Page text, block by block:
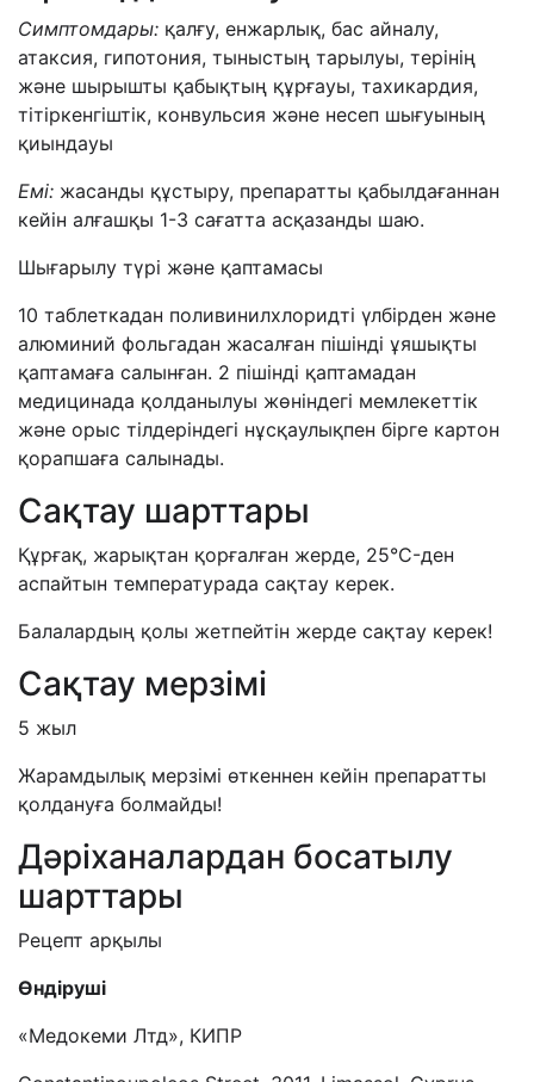
Симптомдары: қалғу, енжарлық, бас айналу,
атаксия, гипотония, тыныстың тарылуы, терінің
және шырышты қабықтың құрғауы, тахикардия,
тітіркенгіштік, конвульсия және несеп шығуының
қиындауы
Емі: жасанды құстыру, препаратты қабылдағаннан
кейін алғашқы 1-3 сағатта асқазанды шаю.
Шығарылу түрі және қаптамасы
10 таблеткадан поливинилхлоридті үлбірден және
алюминий фольгадан жасалған пішінді ұяшықты
қаптамаға салынған. 2 пішінді қаптамадан
медицинада қолданылуы жөніндегі мемлекеттік
және орыс тілдеріндегі нұсқаулықпен бірге картон
қорапшаға салынады.
Сақтау шарттары
Құрғақ, жарықтан қорғалған жерде, 25°C-ден
аспайтын температурада сақтау керек.
Балалардың қолы жетпейтін жерде сақтау керек!
Сақтау мерзімі
5 жыл
Жарамдылық мерзімі өткеннен кейін препаратты
қолдануға болмайды!
Дәріханалардан босатылу
шарттары
Рецепт арқылы
Өндіруші
«Медокеми Лтд», КИПР